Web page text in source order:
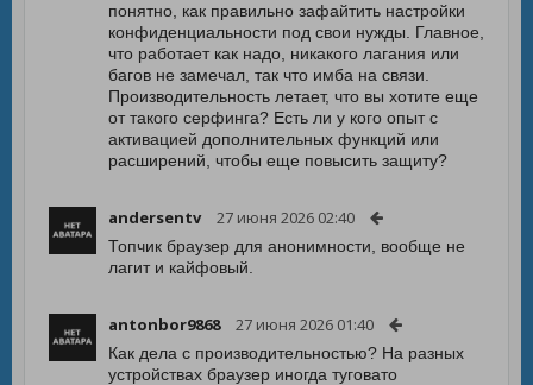
понятно, как правильно зафайтить настройки
конфиденциальности под свои нужды. Главное,
что работает как надо, никакого лагания или
багов не замечал, так что имба на связи.
Производительность летает, что вы хотите еще
от такого серфинга? Есть ли у кого опыт с
активацией дополнительных функций или
расширений, чтобы еще повысить защиту?
andersentv 27 июня 2026 02:40
Топчик браузер для анонимности, вообще не
лагит и кайфовый.
antonbor9868 27 июня 2026 01:40
Как дела с производительностью? На разных
устройствах браузер иногда туговато